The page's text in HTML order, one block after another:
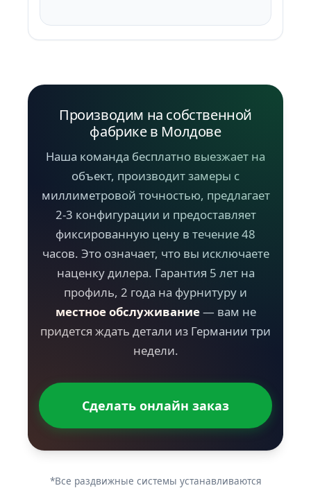
Производим на собственной
фабрике в Молдове
Наша команда бесплатно выезжает на
объект, производит замеры с
миллиметровой точностью, предлагает
2-3 конфигурации и предоставляет
фиксированную цену в течение 48
часов. Это означает, что вы исключаете
наценку дилера. Гарантия 5 лет на
профиль, 2 года на фурнитуру и
местное обслуживание— вам не
придется ждать детали из Германии три
недели.
Сделать онлайн заказ
*Все раздвижные системы устанавливаются